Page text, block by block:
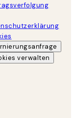
verwalten